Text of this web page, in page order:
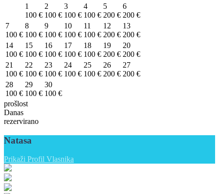
1
100 €
2
100 €
3
100 €
4
100 €
5
200 €
6
200 €
7
100 €
8
100 €
9
100 €
10
100 €
11
100 €
12
200 €
13
200 €
14
100 €
15
100 €
16
100 €
17
100 €
18
100 €
19
200 €
20
200 €
21
100 €
22
100 €
23
100 €
24
100 €
25
100 €
26
200 €
27
200 €
28
100 €
29
100 €
30
100 €
prošlost
Danas
rezervirano
Natasa
Prikaži Profil Vlasnika